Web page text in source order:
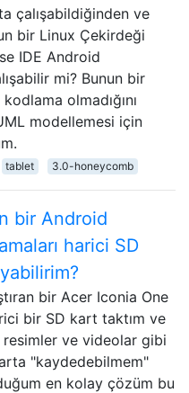
çalışabildiğinden ve
bir Linux Çekirdeği
IDE Android
mi? Bunun bir
olmadığını
modellemesi için
tablet 3.0-honeycomb
bir Android
harici SD
bir Acer Iconia One
bir SD kart taktım ve
resimler ve videolar gibi
"kaydedebilmem"
en kolay çözüm bu